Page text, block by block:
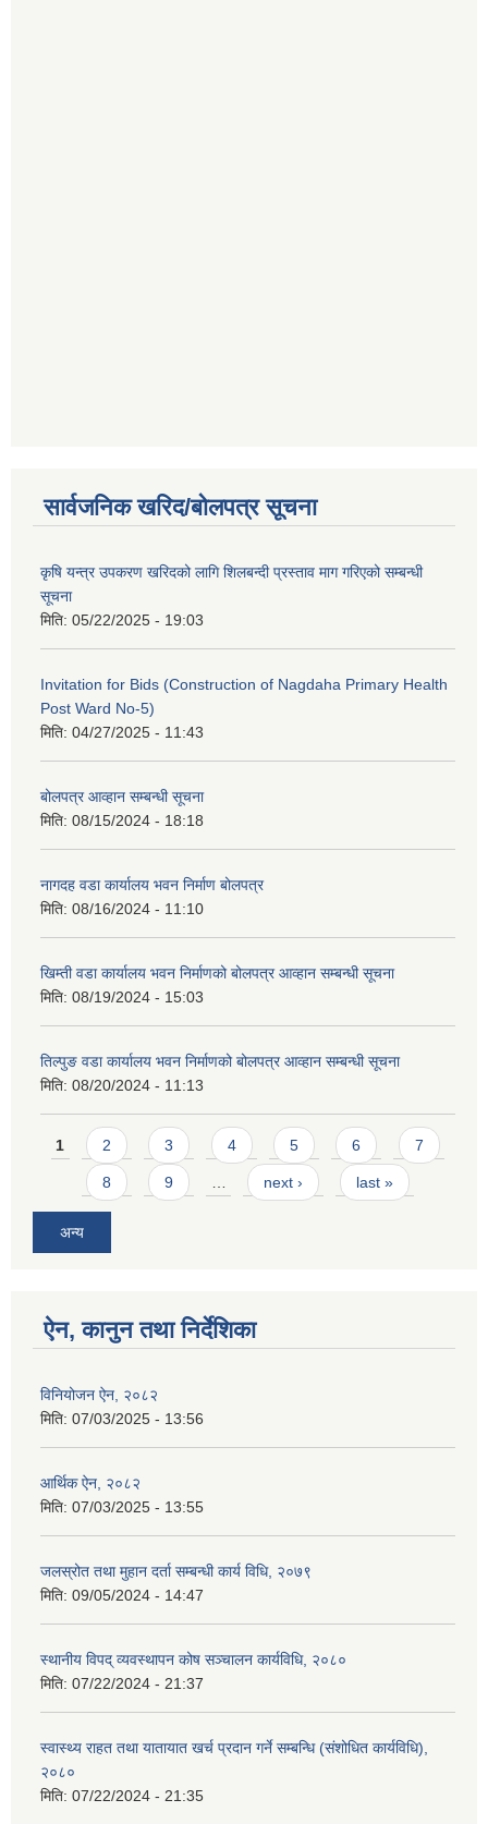
सार्वजनिक खरिद/बोलपत्र सूचना
कृषि यन्त्र उपकरण खरिदको लागि शिलबन्दी प्रस्ताव माग गरिएको सम्बन्धी
सूचना
मिति: 05/22/2025 - 19:03
Invitation for Bids (Construction of Nagdaha Primary Health
Post Ward No-5)
मिति: 04/27/2025 - 11:43
बोलपत्र आव्हान सम्बन्धी सूचना
मिति: 08/15/2024 - 18:18
नागदह वडा कार्यालय भवन निर्माण बोलपत्र
मिति: 08/16/2024 - 11:10
खिम्ती वडा कार्यालय भवन निर्माणको बोलपत्र आव्हान सम्बन्धी सूचना
मिति: 08/19/2024 - 15:03
तिल्पुङ वडा कार्यालय भवन निर्माणको बोलपत्र आव्हान सम्बन्धी सूचना
मिति: 08/20/2024 - 11:13
Pages
1 2 3 4 5 6 7
8 9 next › last »
अन्य
ऐन, कानुन तथा निर्देशिका
विनियोजन ऐन, २०८२
मिति: 07/03/2025 - 13:56
आर्थिक ऐन, २०८२
मिति: 07/03/2025 - 13:55
जलस्रोत तथा मुहान दर्ता सम्बन्धी कार्य विधि, २०७९
मिति: 09/05/2024 - 14:47
स्थानीय विपद् व्यवस्थापन कोष सञ्चालन कार्यविधि, २०८०
मिति: 07/22/2024 - 21:37
स्वास्थ्य राहत तथा यातायात खर्च प्रदान गर्ने सम्बन्धि (संशोधित कार्यविधि),
२०८०
मिति: 07/22/2024 - 21:35